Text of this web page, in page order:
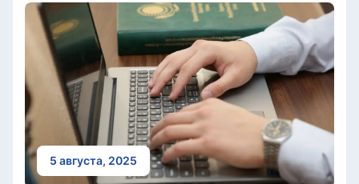
Видео
Мир
Послание
Служба Комплаенс
Этический кодекс
Служу стране
5 августа, 2025